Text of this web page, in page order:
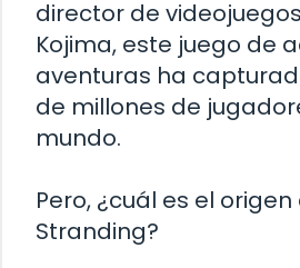
director de
Kojima, este juego de
aventuras ha
de millones de
mundo.
Pero, ¿cuál es el
Stranding?